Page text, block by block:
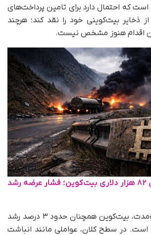
است که احتمال دارد برای تامین پرداخت‌های
ذخایر بیت‌کوینی خود را نقد کند؛ هرچند
اقدام هنوز مشخص نیست.
دیوار فروش ۸۲ هزار دلاری بیت‌کوین؛ فشار عرضه رشد
با وجود اصلاح کوتاه‌مدت، بیت‌کوین همچنان حدود ۳ درصد رشد
است. در سطح کلان، عواملی مانند انباشت